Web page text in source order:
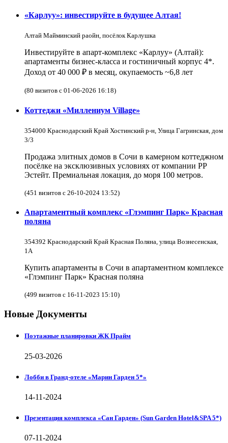
«Карлуу»: инвестируйте в будущее Алтая!
Алтай Майминский раойн, посёлок Карлушка
Инвестируйте в апарт-комплекс «Карлуу» (Алтай):
апартаменты бизнес-класса и гостиничный корпус 4*.
Доход от 40 000 ₽ в месяц, окупаемость ~6,8 лет
(80 визитов с 01-06-2026 16:18)
Коттеджи «Миллениум Village»
354000 Краснодарский Край Хостинский р-н, Улица Гагринская, дом
3/3
Продажа элитных домов в Сочи в камерном коттеджном
посёлке на эксклюзивных условиях от компании РР
Эстейт. Премиальная локация, до моря 100 метров.
(451 визитов с 26-10-2024 13:52)
Апартаментный комплекс «Глэмпинг Парк» Красная
поляна
354392 Краснодарский Край Красная Поляна, улица Вознесенская,
1А
Купить апартаменты в Сочи в апартаментном комплексе
«Глэмпинг Парк» Красная поляна
(499 визитов с 16-11-2023 15:10)
Новые Документы
Поэтажные планировки ЖК Прайм
25-03-2026
Лобби в Гранд-отеле «Марин Гарден 5*»
14-11-2024
Презентация комплекса «Сан Гарден» (Sun Garden Hotel&SPA 5*)
07-11-2024